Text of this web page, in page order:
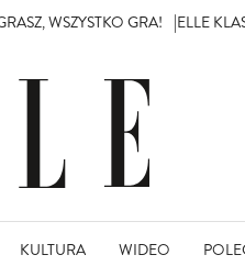
WSZYSTKO GRA! ELLE
KULTURA WIDEO